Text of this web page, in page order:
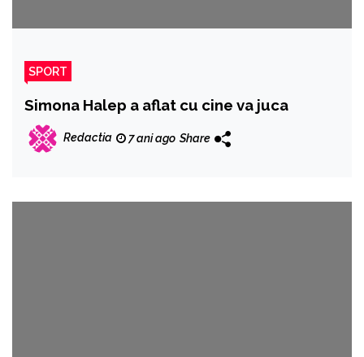
SPORT
Simona Halep a aflat cu cine va juca
Redactia 7 ani ago Share